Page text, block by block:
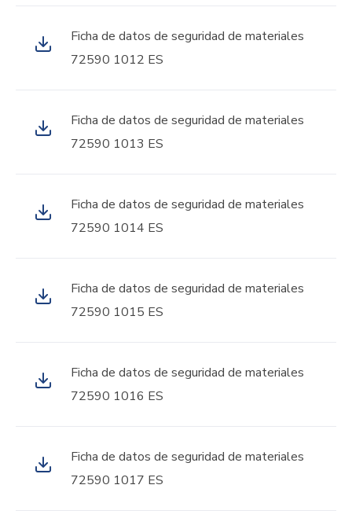
Ficha de datos de seguridad de materiales
72590 1012 ES
Ficha de datos de seguridad de materiales
72590 1013 ES
Ficha de datos de seguridad de materiales
72590 1014 ES
Ficha de datos de seguridad de materiales
72590 1015 ES
Ficha de datos de seguridad de materiales
72590 1016 ES
Ficha de datos de seguridad de materiales
72590 1017 ES